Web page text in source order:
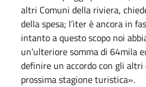
altri Comuni della riviera,
della spesa; l’iter è ancora in
intanto a questo scopo noi
un’ulteriore somma di 64mila
definire un accordo con gli
prossima stagione turistica».